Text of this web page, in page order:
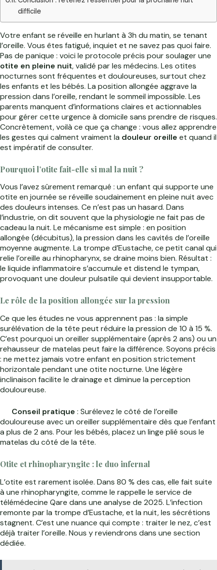
difficile
Votre enfant se réveille en hurlant à 3h du matin, se tenant
l’oreille. Vous êtes fatigué, inquiet et ne savez pas quoi faire.
Pas de panique : voici le protocole précis pour soulager une
otite en pleine nuit, validé par les médecins. Les otites
nocturnes sont fréquentes et douloureuses, surtout chez
les enfants et les bébés. La position allongée aggrave la
pression dans l’oreille, rendant le sommeil impossible. Les
parents manquent d’informations claires et actionnables
pour gérer cette urgence à domicile sans prendre de risques.
Concrètement, voilà ce que ça change : vous allez apprendre
les gestes qui calment vraiment la douleur oreille et quand il
est impératif de consulter.
Pourquoi l’otite fait-elle si mal la nuit ?
Vous l’avez sûrement remarqué : un enfant qui supporte une
otite en journée se réveille soudainement en pleine nuit avec
des douleurs intenses. Ce n’est pas un hasard. Dans
l’industrie, on dit souvent que la physiologie ne fait pas de
cadeau la nuit. Le mécanisme est simple : en position
allongée (décubitus), la pression dans les cavités de l’oreille
moyenne augmente. La trompe d’Eustache, ce petit canal qui
relie l’oreille au rhinopharynx, se draine moins bien. Résultat :
le liquide inflammatoire s’accumule et distend le tympan,
provoquant une douleur pulsatile qui devient insupportable.
Le rôle de la position allongée sur la pression
Ce que les études ne vous apprennent pas : la simple
surélévation de la tête peut réduire la pression de 10 à 15 %.
C’est pourquoi un oreiller supplémentaire (après 2 ans) ou un
rehausseur de matelas peut faire la différence. Soyons précis
: ne mettez jamais votre enfant en position strictement
horizontale pendant une otite nocturne. Une légère
inclinaison facilite le drainage et diminue la perception
douloureuse.
Conseil pratique : Surélevez le côté de l’oreille
douloureuse avec un oreiller supplémentaire dès que l’enfant
a plus de 2 ans. Pour les bébés, placez un linge plié sous le
matelas du côté de la tête.
Otite et rhinopharyngite : le duo infernal
L’otite est rarement isolée. Dans 80 % des cas, elle fait suite
à une rhinopharyngite, comme le rappelle le service de
télémédecine Qare dans une analyse de 2025. L’infection
remonte par la trompe d’Eustache, et la nuit, les sécrétions
stagnent. C’est une nuance qui compte : traiter le nez, c’est
déjà traiter l’oreille. Nous y reviendrons dans une section
dédiée.